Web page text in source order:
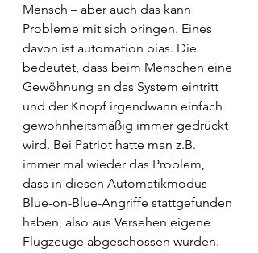
Mensch – aber auch das kann
Probleme mit sich bringen. Eines
davon ist automation bias. Die
bedeutet, dass beim Menschen eine
Gewöhnung an das System eintritt
und der Knopf irgendwann einfach
gewohnheitsmäßig immer gedrückt
wird. Bei Patriot hatte man z.B.
immer mal wieder das Problem,
dass in diesen Automatikmodus
Blue-on-Blue-Angriffe stattgefunden
haben, also aus Versehen eigene
Flugzeuge abgeschossen wurden.